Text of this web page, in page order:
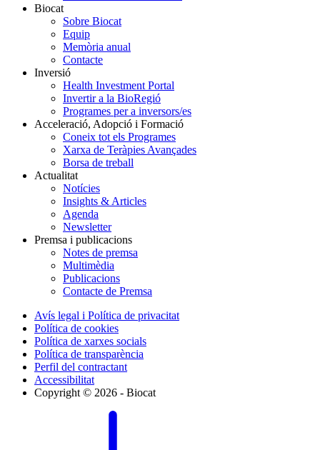
Biocat
Sobre Biocat
Equip
Memòria anual
Contacte
Inversió
Health Investment Portal
Invertir a la BioRegió
Programes per a inversors/es
Acceleració, Adopció i Formació
Coneix tot els Programes
Xarxa de Teràpies Avançades
Borsa de treball
Actualitat
Notícies
Insights & Articles
Agenda
Newsletter
Premsa i publicacions
Notes de premsa
Multimèdia
Publicacions
Contacte de Premsa
Avís legal i Política de privacitat
Política de cookies
Política de xarxes socials
Política de transparència
Perfil del contractant
Accessibilitat
Copyright © 2026 - Biocat